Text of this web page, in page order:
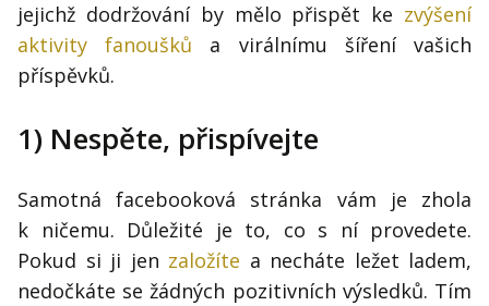
jejichž dodržování by mělo přispět ke zvýšení
aktivity fanoušků a virálnímu šíření vašich
příspěvků.
1) Nespěte, přispívejte
Samotná facebooková stránka vám je zhola
k ničemu. Důležité je to, co s ní provedete.
Pokud si ji jen založíte a necháte ležet ladem,
nedočkáte se žádných pozitivních výsledků. Tím